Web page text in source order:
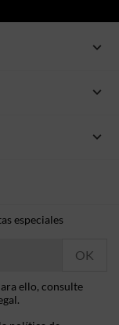



especiales
ello, consulte